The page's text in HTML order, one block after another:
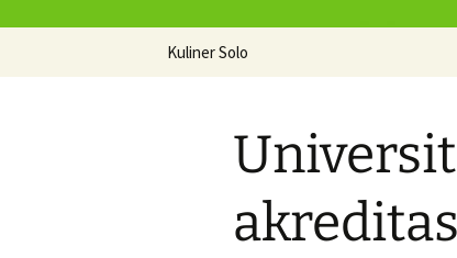
Kuliner Solo
Catering solo